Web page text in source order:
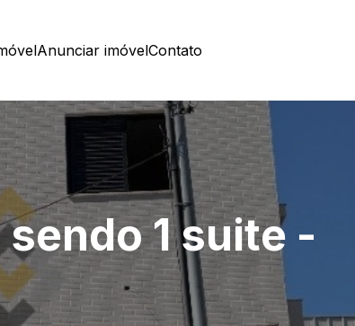
Anunciar imóvelContato
1 suite -